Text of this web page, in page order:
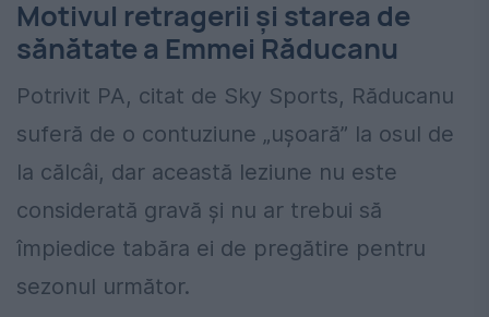
Motivul retragerii și starea de
sănătate a Emmei Răducanu
Potrivit PA, citat de Sky Sports, Răducanu
suferă de o contuziune „ușoară” la osul de
la călcâi, dar această leziune nu este
considerată gravă și nu ar trebui să
împiedice tabăra ei de pregătire pentru
sezonul următor.